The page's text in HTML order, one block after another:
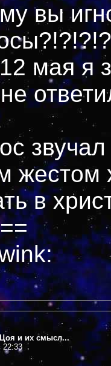
вы
мая я
жестом
в
и их смысл...
22:33